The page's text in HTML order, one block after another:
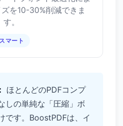
を10-30%削減できま
す。
スマート
ほとんどのPDFコンプ
しの単純な「圧縮」ボ
です。BoostPDFは、イ